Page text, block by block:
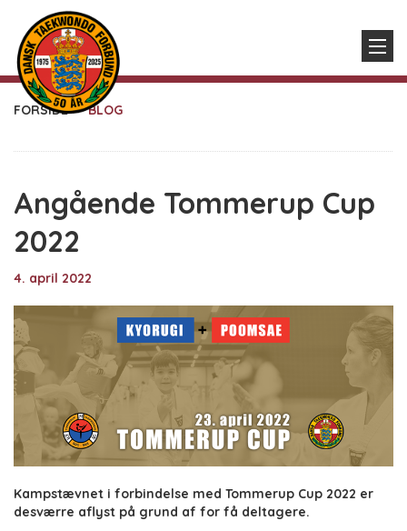
FORSIDE BLOG
Angående Tommerup Cup
2022
4. april 2022
Kampstævnet i forbindelse med Tommerup Cup 2022 er
desværre aflyst på grund af for få deltagere.